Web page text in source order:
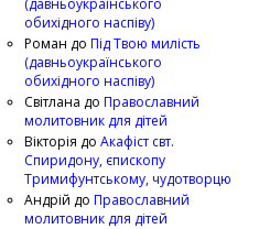
обихідного наспіву)
Роман до Під Твою милість
(давньоукраїнського
обихідного наспіву)
Світлана до Православний
молитовник для дітей
Вікторія до Акафіст свт.
Спиридону, єпископу
Тримифунтському, чудотворцю
Андрій до Православний
молитовник для дітей